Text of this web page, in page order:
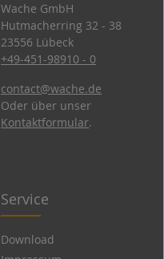
Wache GmbH
Hutmacherring 32 ­- 38
23556 Lübeck
+49-451-98910 - 0
contact@wache.de
Oder über unser
Kontaktformular.
Service
Download